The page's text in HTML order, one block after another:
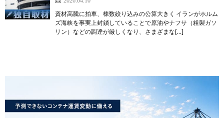
資材高騰に拍車、棟数絞り込みの公算大きく イランがホルム
ズ海峡を事実上封鎖していることで原油やナフサ（粗製ガソ
リン）などの調達が厳しくなり、さまざまな[…]